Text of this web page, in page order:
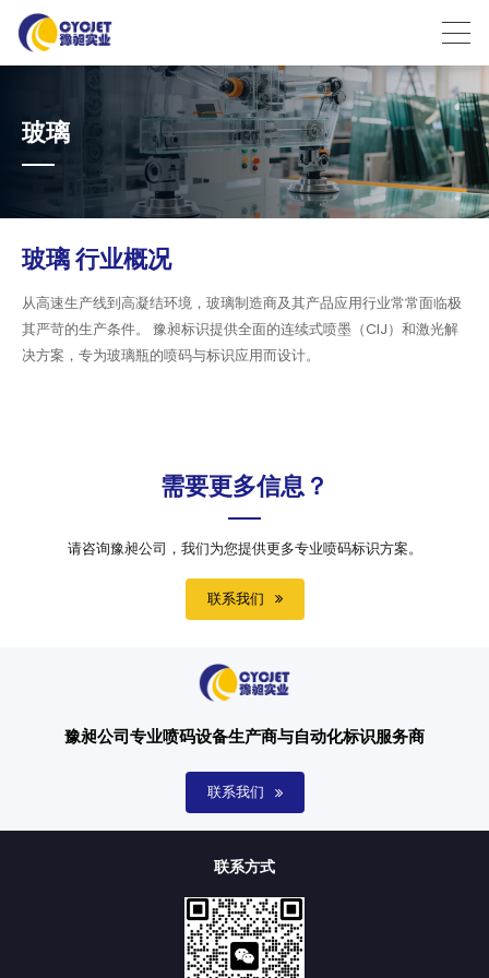
玻璃
玻璃 行业概况
从高速生产线到高凝结环境，玻璃制造商及其产品应用行业常常面临极
其严苛的生产条件。 豫昶标识提供全面的连续式喷墨（CIJ）和激光解
决方案，专为玻璃瓶的喷码与标识应用而设计。
需要更多信息？
请咨询豫昶公司，我们为您提供更多专业喷码标识方案。
联系我们
豫昶公司专业喷码设备生产商与自动化标识服务商
联系我们
联系方式